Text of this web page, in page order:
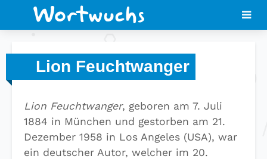
Lion Feuchtwanger
Lion Feuchtwanger, geboren am 7. Juli
1884 in München und gestorben am 21.
Dezember 1958 in Los Angeles (USA), war
ein deutscher Autor, welcher im 20.